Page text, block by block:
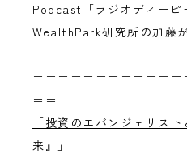
Podcast「ラジオディーピ
WealthPark研究所の加藤
＝＝＝＝＝＝＝＝＝＝＝
＝＝
「投資のエバンジェリス
来』」